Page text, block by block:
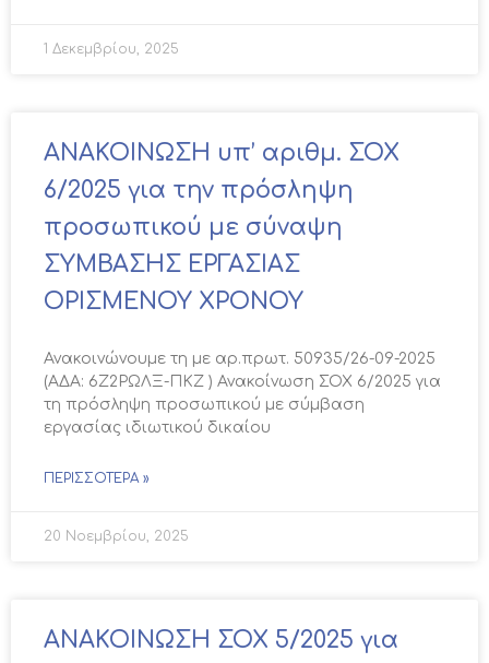
1 Δεκεμβρίου, 2025
ΑΝΑΚΟΙΝΩΣΗ υπ’ αριθμ. ΣΟΧ
6/2025 για την πρόσληψη
προσωπικού με σύναψη
ΣΥΜΒΑΣΗΣ ΕΡΓΑΣΙΑΣ
ΟΡΙΣΜΕΝΟΥ ΧΡΟΝΟΥ
Ανακοινώνουμε τη με αρ.πρωτ. 50935/26-09-2025
(ΑΔΑ: 6Ζ2ΡΩΛΞ-ΠΚΖ ) Ανακοίνωση ΣΟΧ 6/2025 για
τη πρόσληψη προσωπικού με σύμβαση
εργασίας ιδιωτικού δικαίου
ΠΕΡΙΣΣΌΤΕΡΑ »
20 Νοεμβρίου, 2025
ΑΝΑΚΟΙΝΩΣΗ ΣΟΧ 5/2025 για